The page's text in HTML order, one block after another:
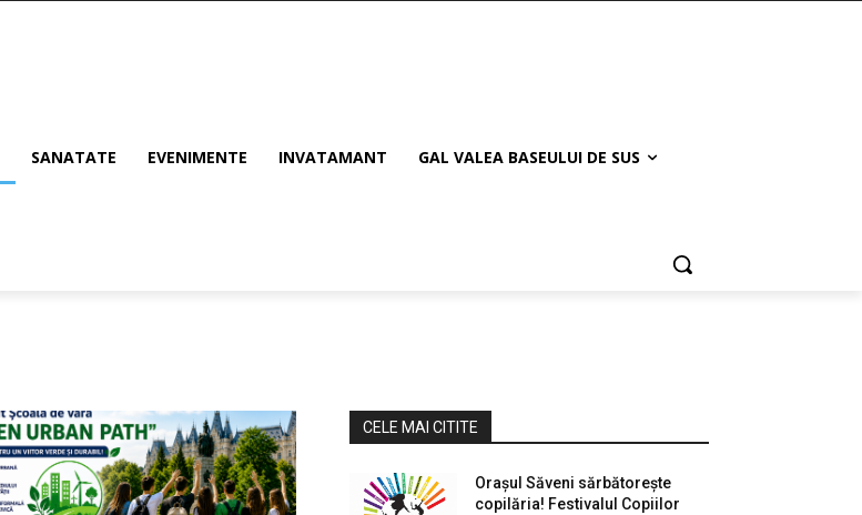
SANATATE EVENIMENTE INVATAMANT GAL VALEA BASEULUI DE SUS
CELE MAI CITITE
Orașul Săveni sărbătorește
copilăria! Festivalul Copiilor